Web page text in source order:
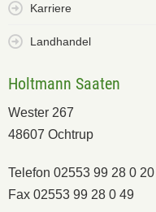
Karriere
Landhandel
Holtmann Saaten
Wester 267
48607 Ochtrup
Telefon 02553 99 28 0 20
Fax 02553 99 28 0 49